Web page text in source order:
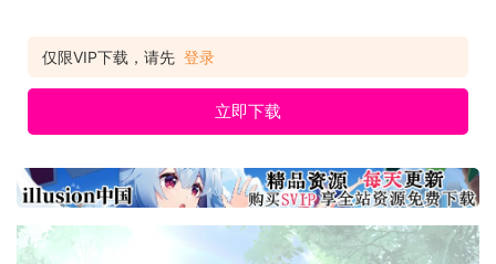
仅限VIP下载，请先 登录
立即下载